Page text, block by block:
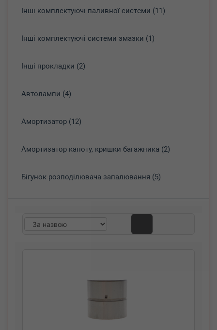
Інші комплектуючі паливної системи (11)
Інші комплектуючі системи змазки (1)
Інші прокладки (2)
Автолампи (4)
Амортизатор (12)
Амортизатор капоту, кришки багажника (2)
Бігунок розподілювача запалювання (5)